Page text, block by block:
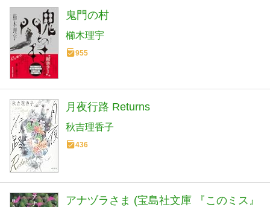
鬼門の村
櫛木理宇
955
月夜行路 Returns
秋吉理香子
436
アナヅラさま (宝島社文庫 『このミス』